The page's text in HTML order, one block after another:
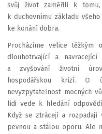
svůj život zaměřili k
k duchovnímu základu
ke konání dobra.
Procházíme velice těžkým
dlouhotrvající a navracející
a zvyšování životní
hospodářskou krizí. O
nevyzpytatelnost mocných
lidi vede k hledání
Když se ztrácejí a rozpadají
pevnou a stálou oporu. Ale